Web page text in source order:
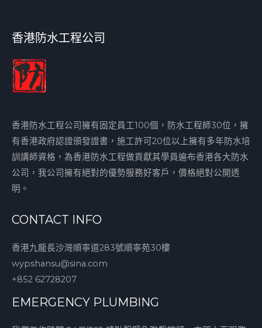
香港防水工程公司
香港防水工程公司擁有固定員工100個，防水工程師30位，擁
有香港政府認證頒發證書，施工許可20位以上擁有多年防水培
訓講師資格，為香港防水工程做貢獻其學員遍布香港各大防水
公司，我公司擁有絕對的優勢服務好客戶，價格絕對公開透
明。
CONTACT INFO
香港九龍長沙灣順寧道283號順寧苑30樓
wypshansu@sina.com
+852 62728207
EMERGENCY PLUMBING